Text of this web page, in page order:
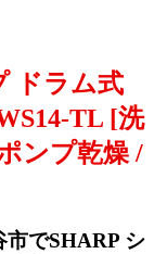
ドラム式
TL [洗
ンプ乾燥 /
市でSHARP シ